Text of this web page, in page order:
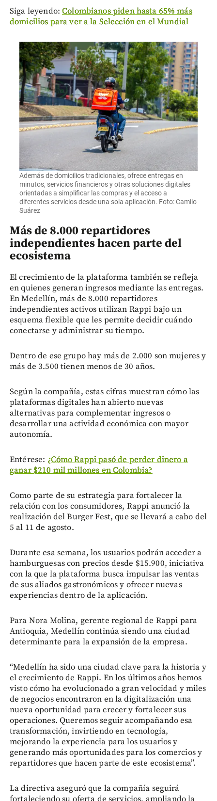
Siga leyendo:Colombianos piden hasta 65% más
domicilios para ver a la Selección en el Mundial
Además de domicilios tradicionales, ofrece entregas en
minutos, servicios financieros y otras soluciones digitales
orientadas a simplificar las compras y el acceso a
diferentes servicios desde una sola aplicación. Foto: Camilo
Suárez
Más de 8.000 repartidores
independientes hacen parte del
ecosistema
El crecimiento de la plataforma también se refleja
en quienes generan ingresos mediante las entregas.
En Medellín, más de 8.000 repartidores
independientes activos utilizan Rappi bajo un
esquema flexible que les permite decidir cuándo
conectarse y administrar su tiempo.
Dentro de ese grupo hay más de 2.000 son mujeres y
más de 3.500 tienen menos de 30 años.
Según la compañía, estas cifras muestran cómo las
plataformas digitales han abierto nuevas
alternativas para complementar ingresos o
desarrollar una actividad económica con mayor
autonomía.
Entérese: ¿Cómo Rappi pasó de perder dinero a
ganar $210 mil millones en Colombia?
Como parte de su estrategia para fortalecer la
relación con los consumidores, Rappi anunció la
realización del Burger Fest, que se llevará a cabo del
5 al 11 de agosto.
Durante esa semana, los usuarios podrán acceder a
hamburguesas con precios desde $15.900, iniciativa
con la que la plataforma busca impulsar las ventas
de sus aliados gastronómicos y ofrecer nuevas
experiencias dentro de la aplicación.
Para Nora Molina, gerente regional de Rappi para
Antioquia, Medellín continúa siendo una ciudad
determinante para la expansión de la empresa.
“Medellín ha sido una ciudad clave para la historia y
el crecimiento de Rappi. En los últimos años hemos
visto cómo ha evolucionado a gran velocidad y miles
de negocios encontraron en la digitalización una
nueva oportunidad para crecer y fortalecer sus
operaciones. Queremos seguir acompañando esa
transformación, invirtiendo en tecnología,
mejorando la experiencia para los usuarios y
generando más oportunidades para los comercios y
repartidores que hacen parte de este ecosistema”.
La directiva aseguró que la compañía seguirá